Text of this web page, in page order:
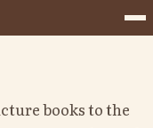
books to the